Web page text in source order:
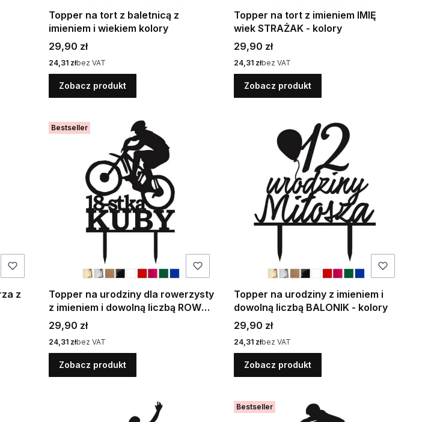
Topper na tort z baletnicą z
imieniem i wiekiem kolory
Cena
29,90 zł
Cena
24,31 złbez VAT
Zobacz produkt
Topper na tort z imieniem IMIĘ
wiek STRAŻAK - kolory
Cena
29,90 zł
Cena
24,31 złbez VAT
Zobacz produkt
z
Bestseller
Topper na urodziny dla rowerzysty
z imieniem i dowolną liczbą ROWER
- kolory
Cena
29,90 zł
Cena
24,31 złbez VAT
Zobacz produkt
Topper na urodziny z imieniem i
dowolną liczbą BALONIK - kolory
Cena
29,90 zł
Cena
24,31 złbez VAT
Zobacz produkt
Bestseller